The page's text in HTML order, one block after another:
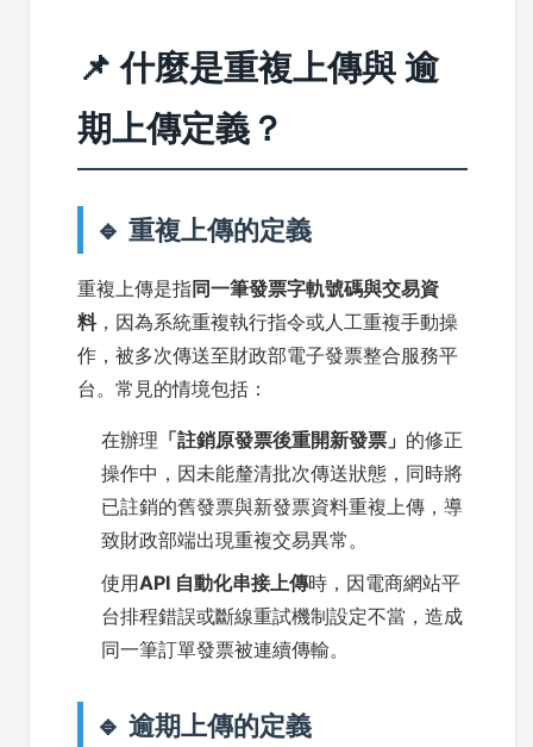
📌 什麼是重複上傳與 逾
期上傳定義？
🔹 重複上傳的定義
重複上傳是指 同一筆發票字軌號碼與交易資
料，因為系統重複執行指令或人工重複手動操
作，被多次傳送至財政部電子發票整合服務平
台。常見的情境包括：
在辦理 「註銷原發票後重開新發票」 的修正
操作中，因未能釐清批次傳送狀態，同時將
已註銷的舊發票與新發票資料重複上傳，導
致財政部端出現重複交易異常。
使用API 自動化串接上傳時，因電商網站平
台排程錯誤或斷線重試機制設定不當，造成
同一筆訂單發票被連續傳輸。
🔹 逾期上傳的定義